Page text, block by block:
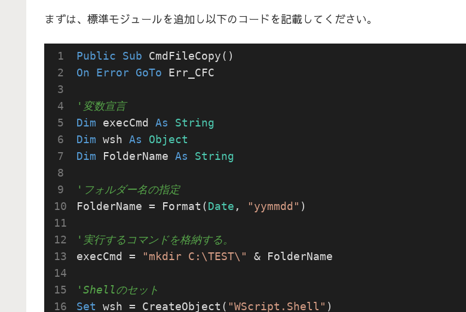
まずは、標準モジュールを追加し以下のコードを記載してください。
Public Sub
On
Error GoTo Err_CFC
'変数宣言
Dim execCmd As
String
Dim wsh As
Object
Dim FolderName As String
'フォルダー名の指定
FolderName = Format(Date , "yymmdd" )
'実行するコマンドを格納する。
execCmd =
"mkdir C:\TEST\" & FolderName
'Shellのセット
Set wsh = CreateObject( "WScript.Shell" )